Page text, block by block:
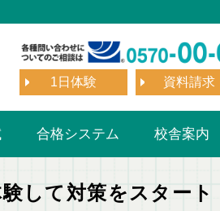
1日体験 資料請求
合格システム 校舎案内
して対策をスタート